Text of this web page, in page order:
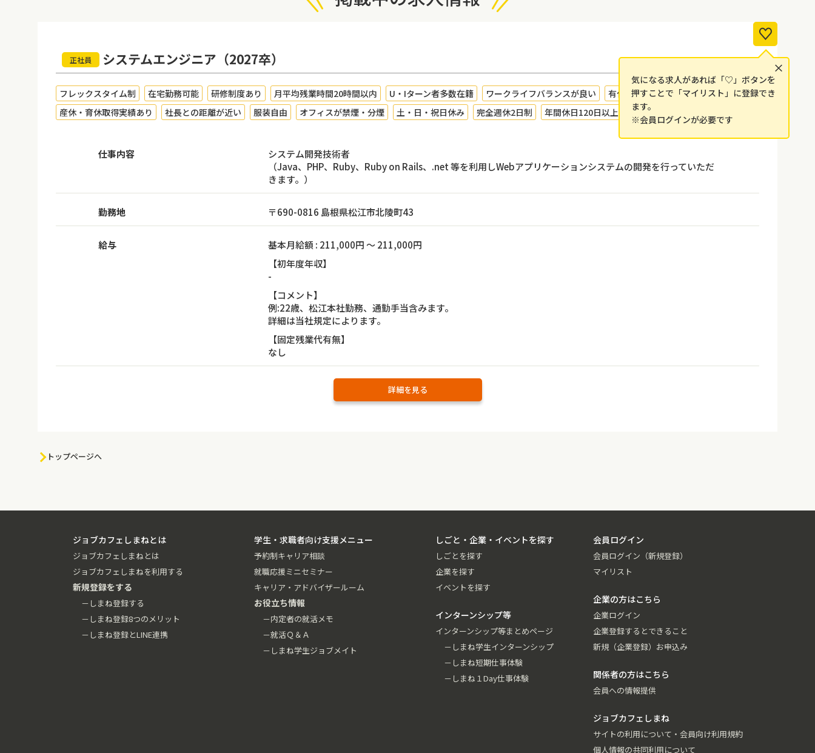
正社員 システムエンジニア（2027卒）
フレックスタイム制 在宅勤務可能 研修制度あり 月平均残業時間20時間以内 U・Iターン者多数在籍 ワークライフバランスが良い 有休が取得しやすい
女性が活躍中
産休・育休取得実績あり
社長との距離が近い 服装自由 オフィスが禁煙・分煙 土・日・祝日休み 完全週休2日制 年間休日120日以上 資格取得補助
仕事内容
システム開発技術者
（Java、PHP、Ruby、Ruby on Rails、.net 等を利用しWebアプリケーションシステムの開発を行っていただ
きます。）
勤務地 〒690-0816 島根県松江市北陵町43
給与
基本月給額 : 211,000円 ～ 211,000円
【初年度年収】
-
【コメント】
例:22歳、松江本社勤務、通勤手当含みます。
詳細は当社規定によります。
【固定残業代有無】
なし
詳細を見る
×
気になる求人があれば「♡」ボタンを
押すことで「マイリスト」に登録でき
ます。
※会員ログインが必要です
トップページへ
ジョブカフェしまねとは
ジョブカフェしまねとは
ジョブカフェしまねを利用する
新規登録をする
－しまね登録する
－しまね登録8つのメリット
－しまね登録とLINE連携
学生・求職者向け支援メニュー
予約制キャリア相談
就職応援ミニセミナー
キャリア・アドバイザールーム
お役立ち情報
－内定者の就活メモ
－就活Ｑ＆Ａ
－しまね学生ジョブメイト
しごと・企業・イベントを探す
しごとを探す
企業を探す
イベントを探す
インターンシップ等
インターンシップ等まとめページ
－しまね学生インターンシップ
－しまね短期仕事体験
－しまね１Day仕事体験
会員ログイン
会員ログイン（新規登録）
マイリスト
企業の方はこちら
企業ログイン
企業登録するとできること
新規（企業登録）お申込み
関係者の方はこちら
会員への情報提供
ジョブカフェしまね
サイトの利用について・会員向け利用規約
個人情報の共同利用について